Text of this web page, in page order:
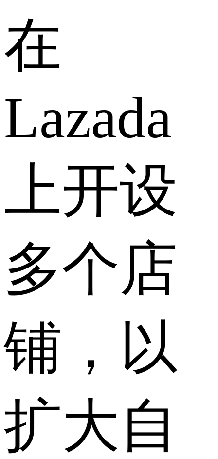
在
Lazada
上开设
多个店
铺，以
扩大自